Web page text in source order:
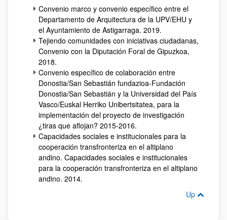
Convenio marco y convenio específico entre el
Departamento de Arquitectura de la UPV/EHU y
el Ayuntamiento de Astigarraga. 2019.
Tejiendo comunidades con iniciativas ciudadanas,
Convenio con la Diputación Foral de Gipuzkoa,
2018.
Convenio específico de colaboración entre
Donostia/San Sebastián fundazioa-Fundación
Donostia/San Sebastián y la Universidad del País
Vasco/Euskal Herriko Unibertsitatea, para la
implementación del proyecto de investigación
¿tiras que aflojan? 2015-2016.
Capacidades sociales e institucionales para la
cooperación transfronteriza en el altiplano
andino. Capacidades sociales e institucionales
para la cooperación transfronteriza en el altiplano
andino. 2014.
Up